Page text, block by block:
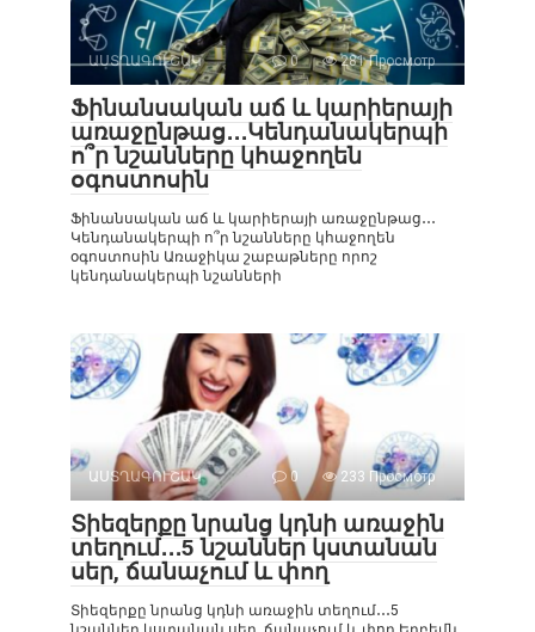
ԱՍՏՂԱԳՈՒՇԱԿ 0 281 Просмотр
Ֆինանսական աճ և կարիերայի
առաջընթաց․․․Կենդանակերպի
ո՞ր նշանները կհաջողեն
օգոստոսին
Ֆինանսական աճ և կարիերայի առաջընթաց․․․
Կենդանակերպի ո՞ր նշանները կհաջողեն
օգոստոսին Առաջիկա շաբաթները որոշ
կենդանակերպի նշանների
ԱՍՏՂԱԳՈՒՇԱԿ 0 233 Просмотр
Տիեզերքը նրանց կդնի առաջին
տեղում․․․5 նշաններ կստանան
սեր, ճանաչում և փող
Տիեզերքը նրանց կդնի առաջին տեղում․․․5